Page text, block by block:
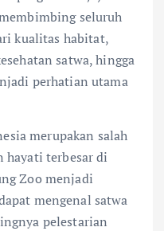
seluruh
kualitas habitat,
satwa, hingga
perhatian utama
merupakan salah
hayati terbesar di
Zoo menjadi
mengenal satwa
pelestarian